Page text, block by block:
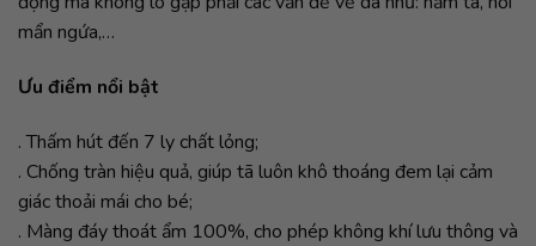
mẩn ngứa,…
Ưu điểm nổi bật
. Thấm hút đến 7 ly chất lỏng;
. Chống tràn hiệu quả, giúp tã luôn khô thoáng đem lại cảm
giác thoải mái cho bé;
. Màng đáy thoát ẩm 100%, cho phép không khí lưu thông và